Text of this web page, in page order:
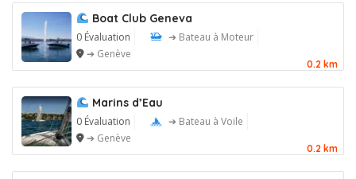
Boat Club Geneva
0 Évaluation
➔ Bateau à Moteur
➔ Genève
0.2 km
Marins d’Eau
0 Évaluation
➔ Bateau à Voile
➔ Genève
0.2 km